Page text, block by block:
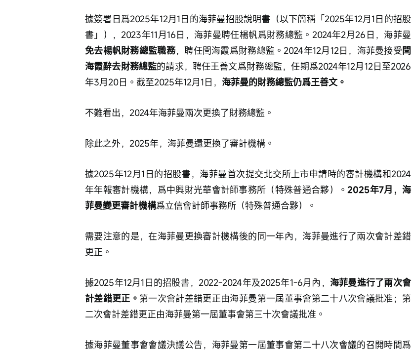
據簽署日爲2025年12月1日的海菲曼招股說明書（以下簡稱「2025年12月1日的招股
書」），2023年11月16日，海菲曼聘任楊帆爲財務總監。2024年2月26日，海菲曼
免去楊帆財務總監職務，聘任閆海霞爲財務總監。2024年12月12日，海菲曼接受閆
海霞辭去財務總監的請求，聘任王善文爲財務總監，任期爲2024年12月12日至2026
年3月20日。截至2025年12月1日， 海菲曼的財務總監仍爲王善文。
不難看出，2024年海菲曼兩次更換了財務總監。
除此之外，2025年，海菲曼還更換了審計機構。
據2025年12月1日的招股書，海菲曼首次提交北交所上市申請時的審計機構和2024
年年報審計機構，爲中興財光華會計師事務所（特殊普通合夥）。2025年7月，海
菲曼變更審計機構爲立信會計師事務所（特殊普通合夥）。
需要注意的是，在海菲曼更換審計機構後的同一年內，海菲曼進行了兩次會計差錯
更正。
據2025年12月1日的招股書，2022-2024年及2025年1-6月內， 海菲曼進行了兩次會
計差錯更正。 第一次會計差錯更正由海菲曼第一屆董事會第二十八次會議批准；第
二次會計差錯更正由海菲曼第一屆董事會第三十次會議批准。
據海菲曼董事會會議決議公告，海菲曼第一屆董事會第二十八次會議的召開時間爲